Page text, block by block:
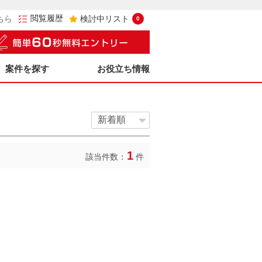
ら 閲覧履歴 検討中リスト 0
案件を探す お役立ち情報
該当件数： 1件